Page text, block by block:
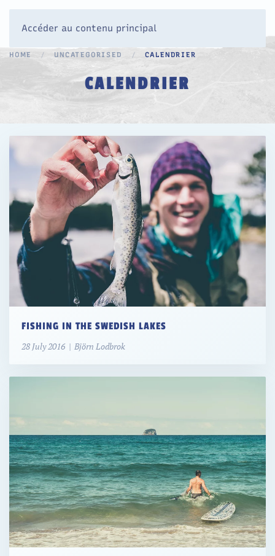
Accéder au contenu principal
HOME UNCATEGORISED CALENDRIER
CALENDRIER
FISHING IN THE SWEDISH LAKES
28 July 2016 | Björn Lodbrok